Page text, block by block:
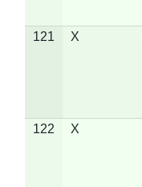
121 X
122 X